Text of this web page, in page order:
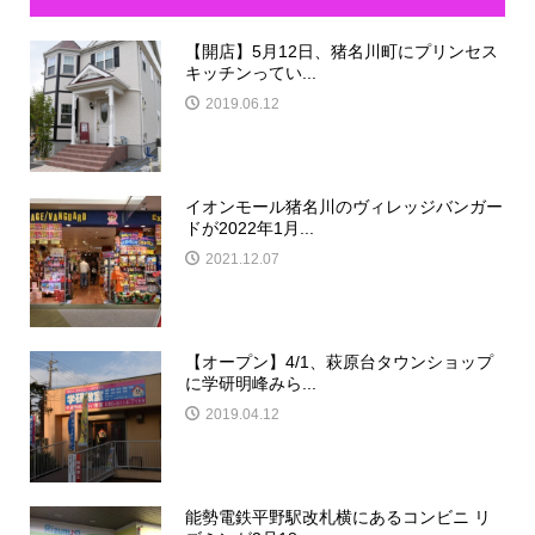
【開店】5月12日、猪名川町にプリンセス
キッチンってい...
2019.06.12
イオンモール猪名川のヴィレッジバンガー
ドが2022年1月...
2021.12.07
【オープン】4/1、萩原台タウンショップ
に学研明峰みら...
2019.04.12
能勢電鉄平野駅改札横にあるコンビニ リ